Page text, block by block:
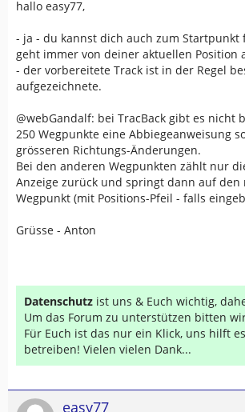
hallo easy77,
- ja - du kannst dich auch zum Startpunkt
geht immer von deiner aktuellen Position
- der vorbereitete Track ist in der Regel
aufgezeichnete.
@webGandalf: bei TracBack gibt es nicht
250 Wegpunkte eine Abbiegeanweisung
grösseren Richtungs-Änderungen.
Bei den anderen Wegpunkten zählt nur
Anzeige zurück und springt dann auf den
Wegpunkt (mit Positions-Pfeil - falls
Grüsse - Anton
Datenschutz ist uns & Euch wichtig,
Um das Forum zu unterstützen bitten
Für Euch ist das nur ein Klick, uns hilft
betreiben! Vielen vielen Dank...
easy77